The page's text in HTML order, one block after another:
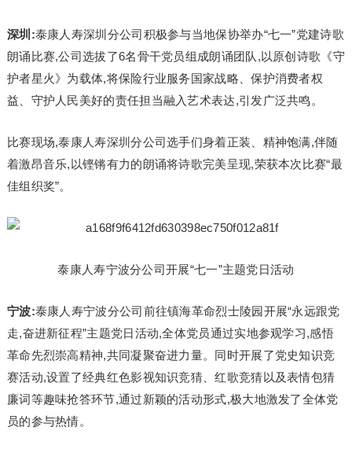
深圳:泰康人寿深圳分公司积极参与当地保协举办“七一”党建诗歌
朗诵比赛,公司选拔了6名骨干党员组成朗诵团队,以原创诗歌《守
护者星火》为载体,将保险行业服务国家战略、保护消费者权
益、守护人民美好的责任担当融入艺术表达,引发广泛共鸣。
比赛现场,泰康人寿深圳分公司选手们身着正装、精神饱满,伴随
着激昂音乐,以铿锵有力的朗诵将诗歌完美呈现,荣获本次比赛“最
佳组织奖”。
泰康人寿宁波分公司开展“七一”主题党日活动
宁波:泰康人寿宁波分公司前往镇海革命烈士陵园开展“永远跟党
走,奋进新征程”主题党日活动,全体党员通过实地参观学习,感悟
革命先烈崇高精神,共同凝聚奋进力量。同时开展了党史知识竞
赛活动,设置了经典红色影视知识竞猜、红歌竞猜以及表情包猜
廉词等趣味抢答环节,通过新颖的活动形式,极大地激发了全体党
员的参与热情。